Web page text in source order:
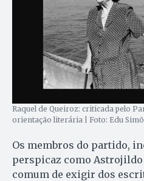
Raquel de Queiroz: criticada pelo
orientação literária | Foto: Edu
Os membros do partido,
perspicaz como
comum de exigir dos